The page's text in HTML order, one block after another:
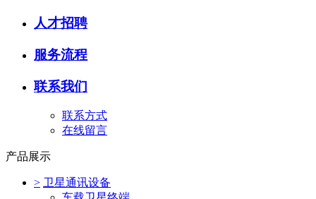
人才招聘
服务流程
联系我们
联系方式
在线留言
产品展示
> 卫星通讯设备